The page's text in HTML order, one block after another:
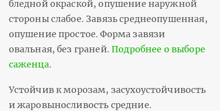
бледной окраской, опушение наружной
стороны слабое. Завязь среднеопушенная,
опушение простое. Форма завязи
овальная, без граней.Подробнее о выборе
саженца.
Устойчив к морозам, засухоустойчивость
и жаровыносливость средние.